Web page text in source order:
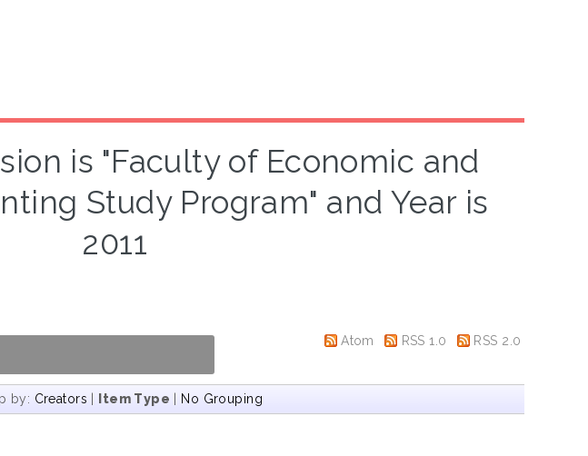
is "Faculty of Economic and
Study Program" and Year is
2011
Atom
RSS 1.0 RSS 2.0
by: Creators Item Type No Grouping